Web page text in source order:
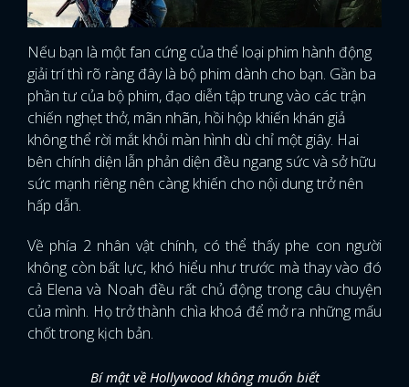
Nếu bạn là một fan cứng của thể loại phim hành động
giải trí thì rõ ràng đây là bộ phim dành cho bạn. Gần ba
phần tư của bộ phim, đạo diễn tập trung vào các trận
chiến nghẹt thở, mãn nhãn, hồi hộp khiến khán giả
không thể rời mắt khỏi màn hình dù chỉ một giây. Hai
bên chính diện lẫn phản diện đều ngang sức và sở hữu
sức mạnh riêng nên càng khiến cho nội dung trở nên
hấp dẫn.
Về phía 2 nhân vật chính, có thể thấy phe con người
không còn bất lực, khó hiểu như trước mà thay vào đó
cả Elena và Noah đều rất chủ động trong câu chuyện
của mình. Họ trở thành chìa khoá để mở ra những mấu
chốt trong kịch bản.
Bí mật về Hollywood không muốn biết